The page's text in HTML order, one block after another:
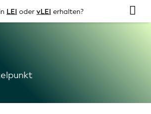
LEI oder vLEI erhalten?